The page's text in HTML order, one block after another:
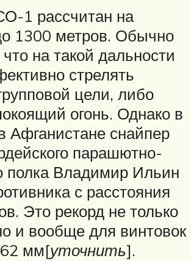
1 рассчитан на
1300 метров. Обычно
на такой дальности
стрелять
цели, либо
огонь. Однако в
Афганистане снайпер
парашютно-
полка Владимир Ильин
с расстояния
Это рекорд не только
и вообще для винтовок
мм[уточнить].